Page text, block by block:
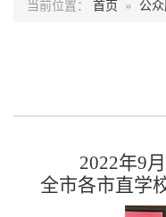
当前位置： 首页 » 公
2022年9月
全市各市直学